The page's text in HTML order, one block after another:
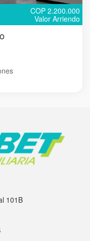
COP 2.200.000
Valor Arriendo
101B